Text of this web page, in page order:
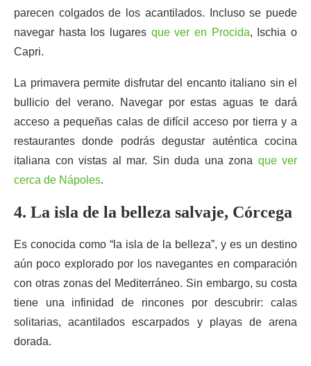
parecen colgados de los acantilados. Incluso se puede
navegar hasta los lugares que ver en Procida, Ischia o
Capri.
La primavera permite disfrutar del encanto italiano sin el
bullicio del verano. Navegar por estas aguas te dará
acceso a pequeñas calas de difícil acceso por tierra y a
restaurantes donde podrás degustar auténtica cocina
italiana con vistas al mar. Sin duda una zona que ver
cerca de Nápoles.
4. La isla de la belleza salvaje, Córcega
Es conocida como “la isla de la belleza”, y es un destino
aún poco explorado por los navegantes en comparación
con otras zonas del Mediterráneo. Sin embargo, su costa
tiene una infinidad de rincones por descubrir: calas
solitarias, acantilados escarpados y playas de arena
dorada.